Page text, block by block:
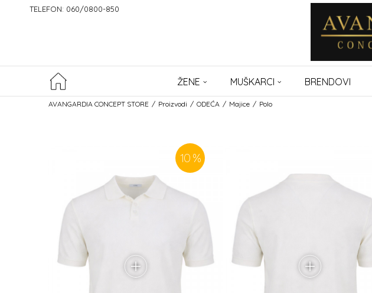
TELEFON: 060/0800-850
ŽENE MUŠKARCI BRENDOVI
AVANGARDIA CONCEPT STORE Proizvodi ODEĆA Majice Polo
10 %